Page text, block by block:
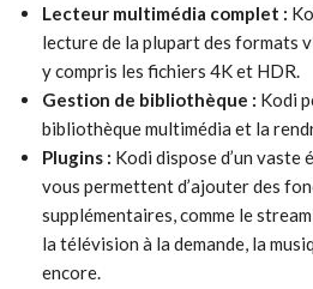
Lecteur multimédia complet :
lecture de la plupart des formats
y compris les fichiers 4K et HDR.
Gestion de bibliothèque : Kodi
bibliothèque multimédia et la
Plugins : Kodi dispose d’un vaste
vous permettent d’ajouter des
supplémentaires, comme le
la télévision à la demande, la
encore.